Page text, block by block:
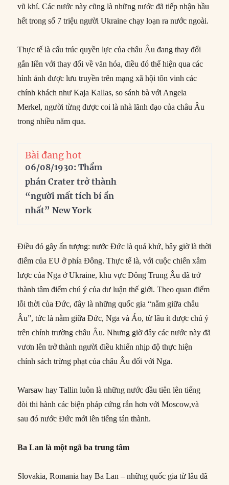
vũ khí. Các nước này cũng là những nước đã tiếp nhận hầu
hết trong số 7 triệu người Ukraine chạy loạn ra nước ngoài.
Thực tế là cấu trúc quyền lực của châu Âu đang thay đổi
gắn liền với thay đổi về văn hóa, điều đó thể hiện qua các
hình ảnh được lưu truyền trên mạng xã hội tôn vinh các
chính khách như Kaja Kallas, so sánh bà với Angela
Merkel, người từng được coi là nhà lãnh đạo của châu Âu
trong nhiều năm qua.
Bài đang hot
06/08/1930: Thẩm
phán Crater trở thành
“người mất tích bí ẩn
nhất” New York
Điều đó gây ấn tượng: nước Đức là quá khứ, bây giờ là thời
điểm của EU ở phía Đông. Thực tế là, với cuộc chiến xâm
lược của Nga ở Ukraine, khu vực Đông Trung Âu đã trở
thành tâm điểm chú ý của dư luận thế giới. Theo quan điểm
lỗi thời của Đức, đây là những quốc gia “nằm giữa châu
Âu”, tức là nằm giữa Đức, Nga và Áo, từ lâu ít được chú ý
trên chính trường châu Âu. Nhưng giờ đây các nước này đã
vươn lên trở thành người điều khiển nhịp độ thực hiện
chính sách trừng phạt của châu Âu đối với Nga.
Warsaw hay Tallin luôn là những nước đầu tiên lên tiếng
đòi thi hành các biện pháp cứng rắn hơn với Moscow,và
sau đó nước Đức mới lên tiếng tán thành.
Ba Lan là một ngã ba trung tâm
Slovakia, Romania hay Ba Lan – những quốc gia từ lâu đã